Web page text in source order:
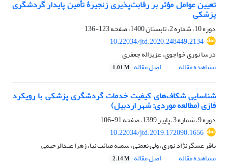
تعیین عوامل مؤثر بر رقابت‌پذیری زنجیرۀ تأمین پایدار گردشگری
پزشکی
دوره 10، شماره 2، تابستان 1400، صفحه
123-136
10.22034/jtd.2020.248449.2134
درسا نوری خواجوی، عزیزاله جعفری
مشاهده مقاله
اصل مقاله 1.01 M
شناسایی شکاف‌های کیفیت خدمات گردشگری پزشکی با رویکرد
فازی (مطالعه‌ موردی: شهر اردبیل)
دوره 9، شماره 3، پاییز 1399، صفحه
91-106
10.22034/jtd.2019.172090.1656
باقر عسگرنژاد نوری، ولی نعمتی، سمیه صائب نیا، زهرا عبدالرحیمی
مشاهده مقاله
اصل مقاله 2.14 M